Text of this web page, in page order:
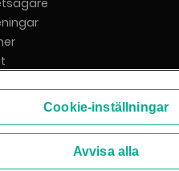
Cookie-inställningar
Avvisa alla